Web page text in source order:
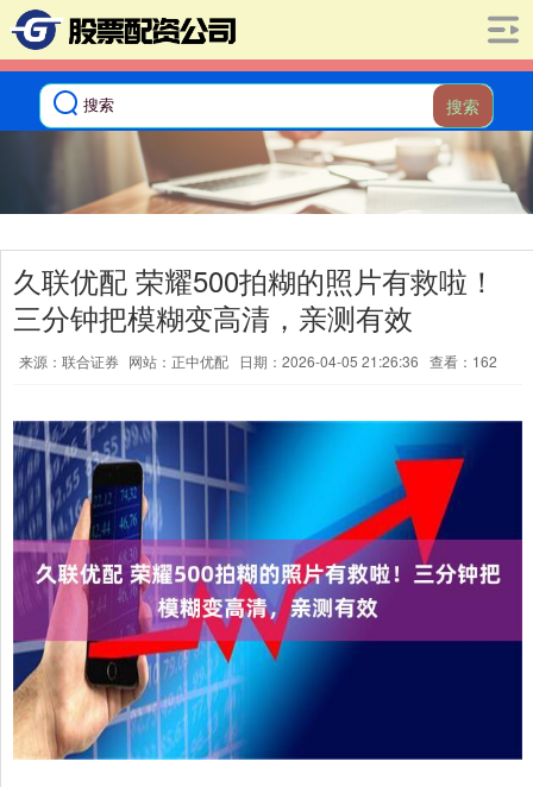
搜索
久联优配 荣耀500拍糊的照片有救啦！
三分钟把模糊变高清，亲测有效
来源：联合证券 网站：正中优配 日期：2026-04-05 21:26:36 查看：162